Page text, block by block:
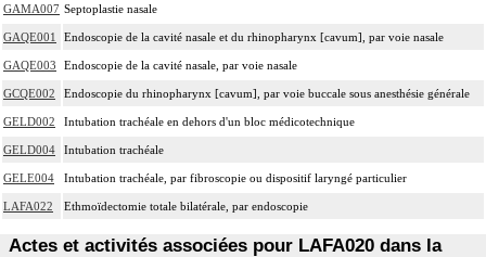
GAMA007 Septoplastie nasale
GAQE001 Endoscopie de la cavité nasale et du rhinopharynx [cavum], par voie nasale
GAQE003 Endoscopie de la cavité nasale, par voie nasale
GCQE002 Endoscopie du rhinopharynx [cavum], par voie buccale sous anesthésie générale
GELD002 Intubation trachéale en dehors d'un bloc médicotechnique
GELD004 Intubation trachéale
GELE004 Intubation trachéale, par fibroscopie ou dispositif laryngé particulier
LAFA022 Ethmoïdectomie totale bilatérale, par endoscopie
Actes et activités associées pour LAFA020 dans la